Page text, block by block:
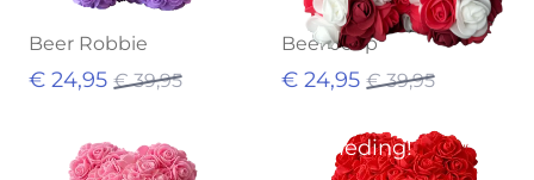
Beer Robbie
€ 24,95 € 39,95
Beer Joop
€ 24,95 € 39,95
Aanbieding!